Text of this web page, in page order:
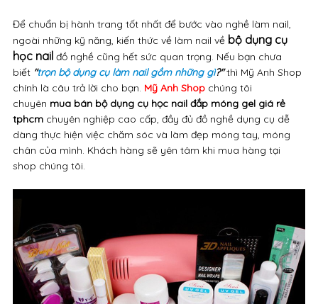
Để chuẩn bị hành trang tốt nhất để bước vào nghề làm nail,
ngoài những kỹ năng, kiến thức về làm nail về bộ dụng cụ
học nailđồ nghề cũng hết sức quan trọng. Nếu bạn chưa
biết "trọn bộ dụng cụ làm nail gồm những gì?"thì Mỹ Anh Shop
chính là câu trả lời cho bạn. Mỹ Anh Shopchúng tôi
chuyên mua bán bộ dụng cụ học nail đắp móng gel giá rẻ
tphcmchuyên nghiệp cao cấp, đầy đủ đồ nghề dụng cụ dễ
dàng thực hiện việc chăm sóc và làm đẹp móng tay, móng
chân của mình. Khách hàng sẽ yên tâm khi mua hàng tại
shop chúng tôi.